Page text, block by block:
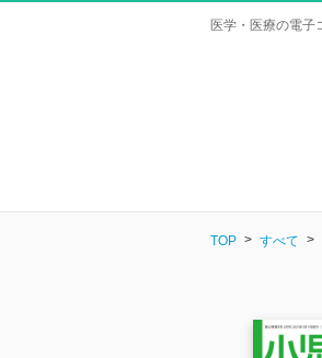
医学・医療の電子
TOP すべて